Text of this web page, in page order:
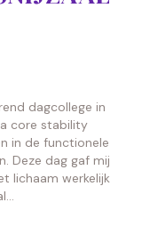
dagcollege in
core stability
in de functionele
Deze dag gaf mij
lichaam werkelijk